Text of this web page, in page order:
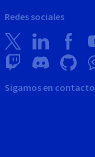
Redes sociales
Sigamos en contacto